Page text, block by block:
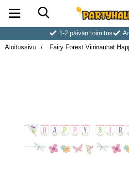
Ostoskori
1-2 päivän toimitus
Aloitussivu
Fairy Forest Viirinauhat